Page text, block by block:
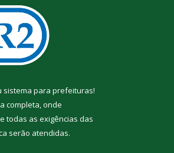
sistema para prefeituras!
completa, onde
todas as exigências das
serão atendidas.